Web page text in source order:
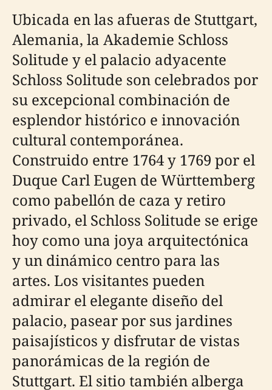
Ubicada en las afueras de Stuttgart,
Alemania, la Akademie Schloss
Solitude y el palacio adyacente
Schloss Solitude son celebrados por
su excepcional combinación de
esplendor histórico e innovación
cultural contemporánea.
Construido entre 1764 y 1769 por el
Duque Carl Eugen de Württemberg
como pabellón de caza y retiro
privado, el Schloss Solitude se erige
hoy como una joya arquitectónica
y un dinámico centro para las
artes. Los visitantes pueden
admirar el elegante diseño del
palacio, pasear por sus jardines
paisajísticos y disfrutar de vistas
panorámicas de la región de
Stuttgart. El sitio también alberga